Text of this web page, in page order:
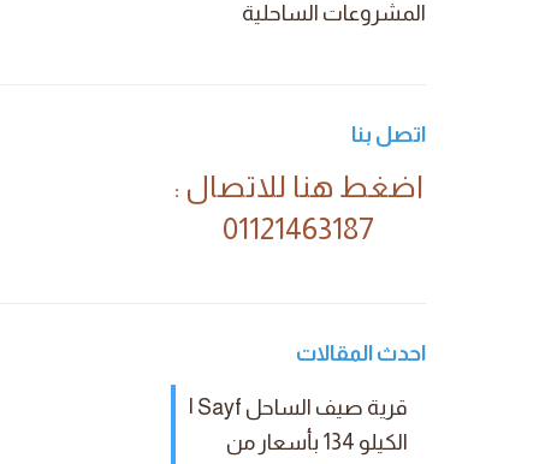
المشروعات الساحلية
اتصل بنا
اضغط هنا للاتصال :
01121463187
احدث المقالات
قرية صيف الساحل Sayf |
الكيلو 134 بأسعار من